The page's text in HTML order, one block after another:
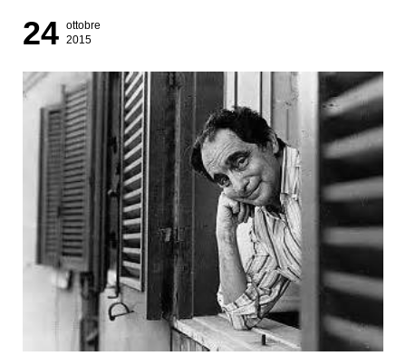
24 ottobre
2015